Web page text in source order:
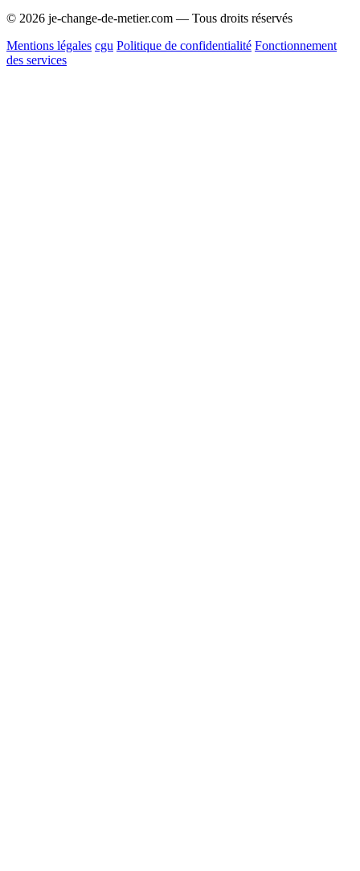
© 2026 je-change-de-metier.com — Tous droits réservés
Mentions légales cgu Politique de confidentialité Fonctionnement
des services